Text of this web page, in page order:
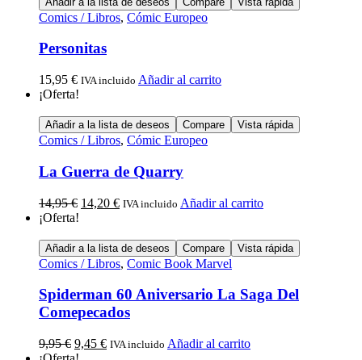
Comics / Libros, Cómic Europeo
Personitas
15,95 € IVA incluido Añadir al carrito
¡Oferta!
Añadir a la lista de deseos Compare Vista rápida
Comics / Libros, Cómic Europeo
La Guerra de Quarry
14,95€ 14,20 € IVA incluido Añadir al carrito
¡Oferta!
Añadir a la lista de deseos Compare Vista rápida
Comics / Libros, Comic Book Marvel
Spiderman 60 Aniversario La Saga Del
Comepecados
9,95€ 9,45 € IVA incluido Añadir al carrito